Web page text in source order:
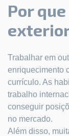
Por
Trabalhar em
enriquecimento
currículo. As
trabalho
conseguir
no mercado.
Além disso,